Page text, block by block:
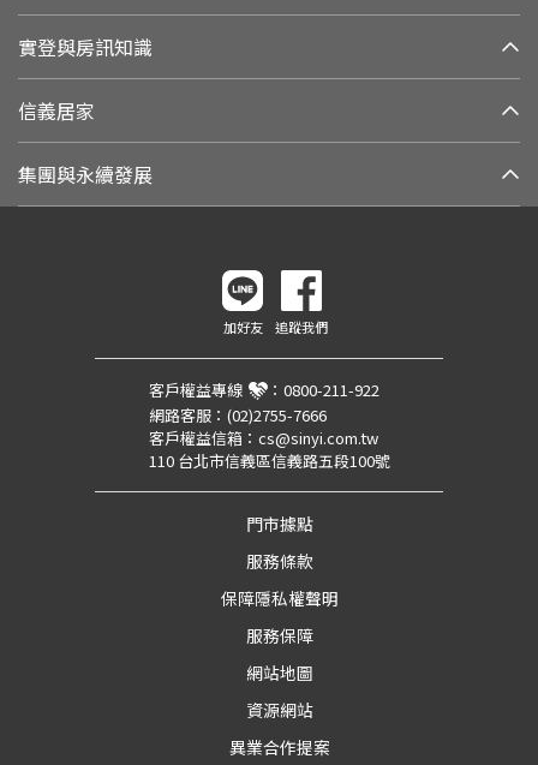
實登與房訊知識
信義居家
集團與永續發展
加好友 追蹤我們
客戶權益專線 ： 0800-211-922
網路客服： (02)2755-7666
客戶權益信箱： cs@sinyi.com.tw
110 台北市信義區信義路五段100號
門市據點
服務條款
保障隱私權聲明
服務保障
網站地圖
資源網站
異業合作提案